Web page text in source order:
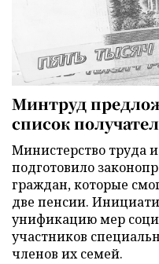
Минтруд
список
Министерство труда
подготовило
граждан, которые
две пенсии.
унификацию мер
участников
членов их семей.